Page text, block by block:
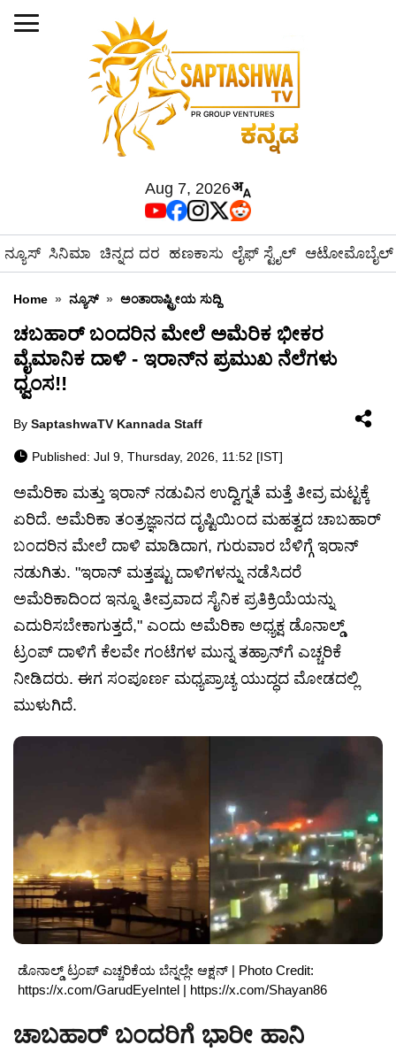
Aug 7, 2026
ನ್ಯೂಸ್ ಸಿನಿಮಾ ಚಿನ್ನದ ದರ ಹಣಕಾಸು ಲೈಫ್ ಸ್ಟೈಲ್ ಆಟೋಮೊಬೈಲ್
Home » ನ್ಯೂಸ್ » ಅಂತಾರಾಷ್ಟ್ರೀಯ ಸುದ್ದಿ
ಚಬಹಾರ್ ಬಂದರಿನ ಮೇಲೆ ಅಮೆರಿಕ ಭೀಕರ
ವೈಮಾನಿಕ ದಾಳಿ - ಇರಾನ್‌ನ ಪ್ರಮುಖ ನೆಲೆಗಳು
ಧ್ವಂಸ!!
By SaptashwaTV Kannada Staff
Published: Jul 9, Thursday, 2026, 11:52 [IST]
ಅಮೆರಿಕಾ ಮತ್ತು ಇರಾನ್ ನಡುವಿನ ಉದ್ವಿಗ್ನತೆ ಮತ್ತೆ ತೀವ್ರ ಮಟ್ಟಕ್ಕೆ
ಏರಿದೆ. ಅಮೆರಿಕಾ ತಂತ್ರಜ್ಞಾನದ ದೃಷ್ಟಿಯಿಂದ ಮಹತ್ವದ ಚಾಬಹಾರ್
ಬಂದರಿನ ಮೇಲೆ ದಾಳಿ ಮಾಡಿದಾಗ, ಗುರುವಾರ ಬೆಳಿಗ್ಗೆ ಇರಾನ್
ನಡುಗಿತು. "ಇರಾನ್ ಮತ್ತಷ್ಟು ದಾಳಿಗಳನ್ನು ನಡೆಸಿದರೆ
ಅಮೆರಿಕಾದಿಂದ ಇನ್ನೂ ತೀವ್ರವಾದ ಸೈನಿಕ ಪ್ರತಿಕ್ರಿಯೆಯನ್ನು
ಎದುರಿಸಬೇಕಾಗುತ್ತದೆ," ಎಂದು ಅಮೆರಿಕಾ ಅಧ್ಯಕ್ಷ ಡೊನಾಲ್ಡ್
ಟ್ರಂಪ್ ದಾಳಿಗೆ ಕೆಲವೇ ಗಂಟೆಗಳ ಮುನ್ನ ತಹ್ರಾನ್‌ಗೆ ಎಚ್ಚರಿಕೆ
ನೀಡಿದರು. ಈಗ ಸಂಪೂರ್ಣ ಮಧ್ಯಪ್ರಾಚ್ಯ ಯುದ್ಧದ ಮೋಡದಲ್ಲಿ
ಮುಳುಗಿದೆ.
ಡೊನಾಲ್ಡ್ ಟ್ರಂಪ್ ಎಚ್ಚರಿಕೆಯ ಬೆನ್ನಲ್ಲೇ ಆಕ್ಷನ್ | Photo Credit:
https://x.com/GarudEyeIntel | https://x.com/Shayan86
ಚಾಬಹಾರ್ ಬಂದರಿಗೆ ಭಾರೀ ಹಾನಿ